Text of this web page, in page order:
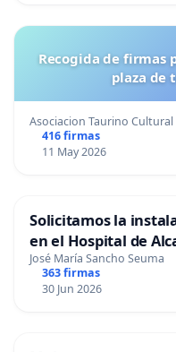
Recogida de firmas
plaza de
Asociacion Taurino
416 firmas
11 May 2026
Solicitamos la
en el Hospital de
José María Sancho Seuma
363 firmas
30 Jun 2026